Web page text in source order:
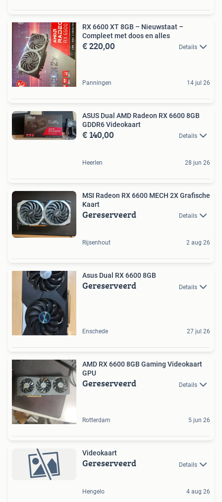
RX 6600 XT 8GB – Nieuwstaat –
Compleet met doos en alles
€ 220,00 Details
Panningen 14 jul 26
ASUS Dual AMD Radeon RX 6600 8GB
GDDR6 Videokaart
€ 140,00 Details
Heerlen 28 jun 26
MSI Radeon RX 6600 MECH 2X Grafische
Kaart
Gereserveerd Details
Rijsenhout 2 aug 26
Asus Dual RX 6600 8GB
Gereserveerd Details
Enschede 27 jul 26
AMD RX 6600 8GB Gaming Videokaart
GPU
Gereserveerd Details
Rotterdam 5 jun 26
Videokaart
Gereserveerd Details
Hengelo 4 aug 26